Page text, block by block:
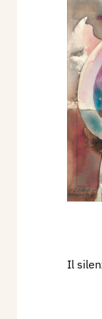
“Le streghe
un
sul rapporto
gli fruttarono
sapevoli.
Ricordiamo
poeta Franco
1977,
vicende
come pittore.
presenta con
della critica,
Il